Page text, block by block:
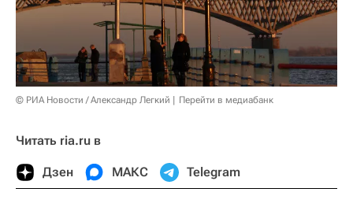
© РИА Новости / Александр Легкий Перейти в медиабанк
Читать ria.ru в
Дзен МАКС Telegram